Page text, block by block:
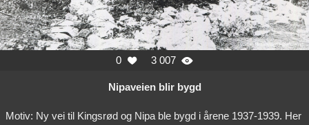
0  3 007 
Nipaveien blir bygd
Motiv: Ny vei til Kingsrød og Nipa ble bygd i årene 1937-1939. Her